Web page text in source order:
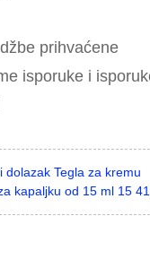
prihvaćene
isporuke i
dolazak Tegla za kremu
kapaljku od 15 ml 15